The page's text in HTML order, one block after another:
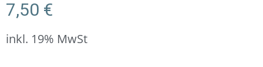
7,50 €
inkl. 19% MwSt